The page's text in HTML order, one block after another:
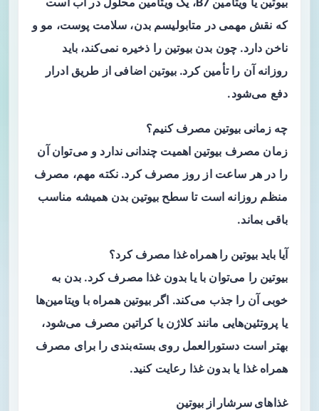
که نقش مهمی در متابولیسم بدن، سلامت پوست، مو و
ناخن دارد. چون بدن بیوتین را ذخیره نمی‌کند، باید
روزانه آن را تأمین کرد. بیوتین اضافی از طریق ادرار
دفع می‌شود.
چه زمانی بیوتین مصرف کنیم؟
زمان مصرف بیوتین اهمیت چندانی ندارد و می‌توان آن
را در هر ساعت از روز مصرف کرد. نکته مهم، مصرف
منظم روزانه است تا سطح بیوتین بدن همیشه مناسب
باقی بماند.
آیا باید بیوتین را همراه غذا مصرف کرد؟
بیوتین را می‌توان با یا بدون غذا مصرف کرد. بدن به
خوبی آن را جذب می‌کند. اگر بیوتین همراه با ویتامین‌ها
یا پروتئین‌هایی مانند کلاژن یا کراتین مصرف می‌شود،
بهتر است دستورالعمل روی بسته‌بندی را برای مصرف
همراه غذا یا بدون غذا رعایت کنید.
غذاهای سرشار از بیوتین